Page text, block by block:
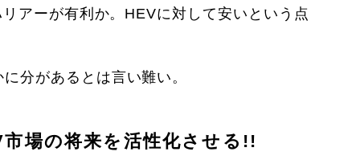
アーが有利か。HEVに対して安いという点
分があるとは言い難い。
場の将来を活性化させる!!